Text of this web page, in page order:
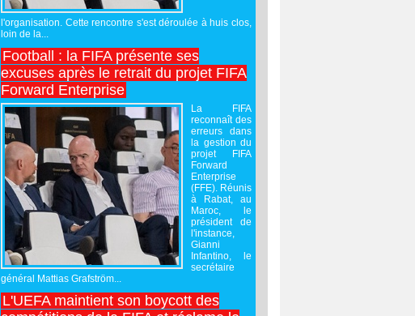
l'organisation. Cette rencontre s'est déroulée à huis clos,
loin de la...
Football : la FIFA présente ses
excuses après le retrait du projet FIFA
Forward Enterprise
La FIFA
reconnaît des
erreurs dans
la gestion du
projet FIFA
Forward
Enterprise
(FFE). Réunis
à Rabat, au
Maroc, le
président de
l'instance,
Gianni
Infantino, le
secrétaire
général Mattias Grafström...
L'UEFA maintient son boycott des